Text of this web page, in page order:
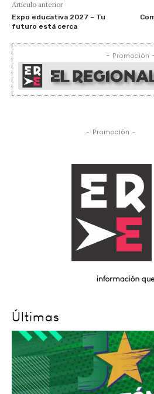
Artículo anterior
Expo educativa 2027 – Tu
futuro está cerca
- Promoción -
- Promoción -
Últimas